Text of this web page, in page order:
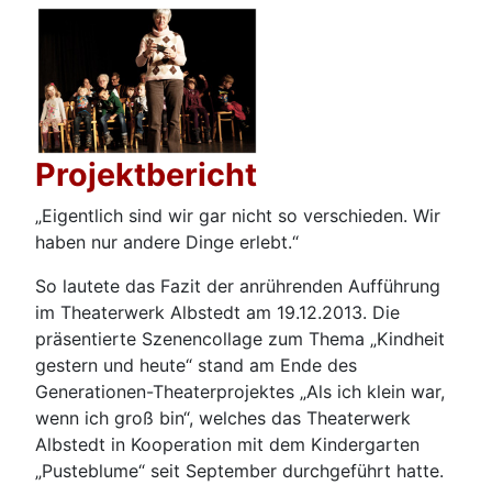
Projektbericht
„Eigentlich sind wir gar nicht so verschieden. Wir
haben nur andere Dinge erlebt.“
So lautete das Fazit der anrührenden Aufführung
im Theaterwerk Albstedt am 19.12.2013. Die
präsentierte Szenencollage zum Thema „Kindheit
gestern und heute“ stand am Ende des
Generationen-Theaterprojektes „Als ich klein war,
wenn ich groß bin“, welches das Theaterwerk
Albstedt in Kooperation mit dem Kindergarten
„Pusteblume“ seit September durchgeführt hatte.